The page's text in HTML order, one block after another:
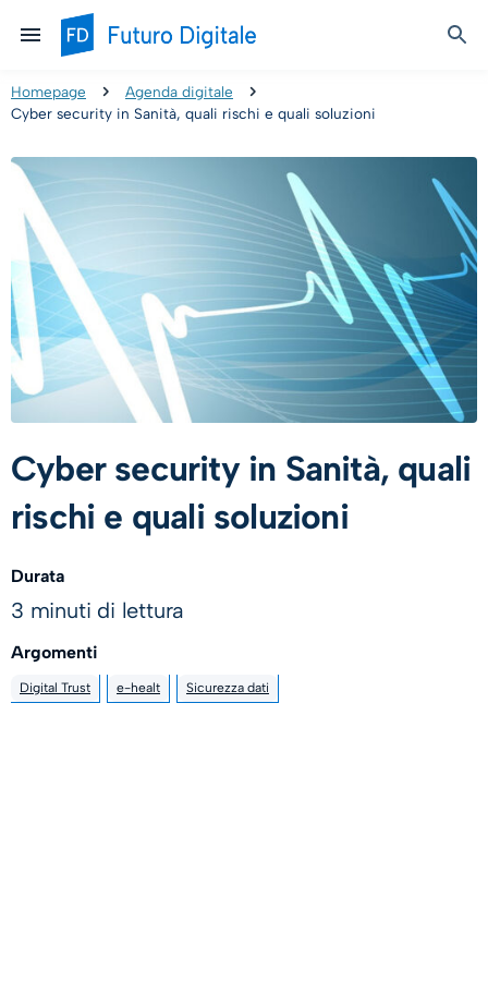
Homepage
Agenda digitale
Cyber security in Sanità, quali rischi e quali soluzioni
Cyber security in Sanità, quali
rischi e quali soluzioni
Durata
3 minuti di lettura
Argomenti
Digital Trust e-healt Sicurezza dati